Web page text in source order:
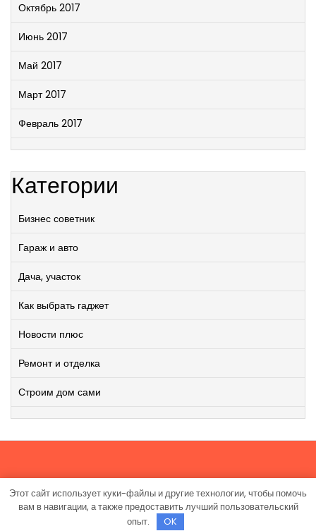
Октябрь 2017
Июнь 2017
Май 2017
Март 2017
Февраль 2017
Категории
Бизнес советник
Гараж и авто
Дача, участок
Как выбрать гаджет
Новости плюс
Ремонт и отделка
Строим дом сами
Работает на WordPress|Viral News WordPress Theme
TheMagnifico.
Этот сайт использует куки-файлы и другие технологии, чтобы помочь
вам в навигации, а также предоставить лучший пользовательский
опыт.
OK